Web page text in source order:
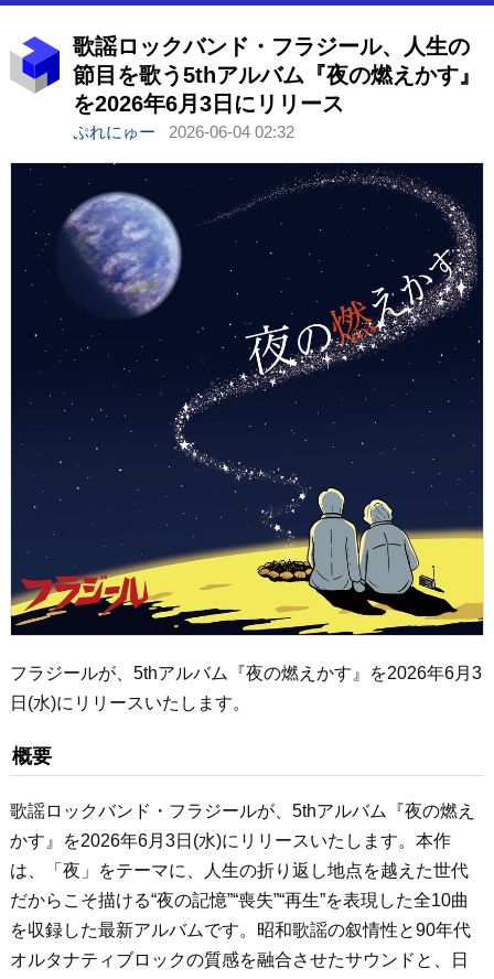
歌謡ロックバンド・フラジール、人生の
節目を歌う5thアルバム『夜の燃えかす』
を2026年6月3日にリリース
ぷれにゅー 2026-06-04 02:32
フラジールが、5thアルバム『夜の燃えかす』を2026年6月3
日(水)にリリースいたします。
概要
歌謡ロックバンド・フラジールが、5thアルバム『夜の燃え
かす』を2026年6月3日(水)にリリースいたします。本作
は、「夜」をテーマに、人生の折り返し地点を越えた世代
だからこそ描ける“夜の記憶”“喪失”“再生”を表現した全10曲
を収録した最新アルバムです。昭和歌謡の叙情性と90年代
オルタナティブロックの質感を融合させたサウンドと、日